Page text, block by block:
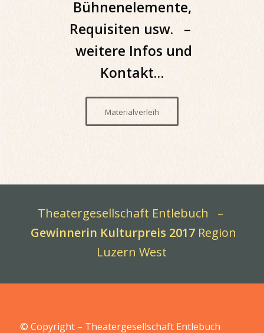
Bühnenelemente,
Requisiten usw. –
weitere Infos und
Kontakt…
Materialverleih
Theatergesellschaft Entlebuch –
Gewinnerin Kulturpreis 2017 Region
Luzern West
© Copyright – Theatergesellschaft Entlebuch